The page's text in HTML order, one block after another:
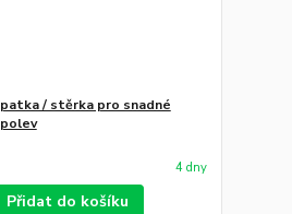
/ stěrka pro snadné
4 dny
Přidat do košíku